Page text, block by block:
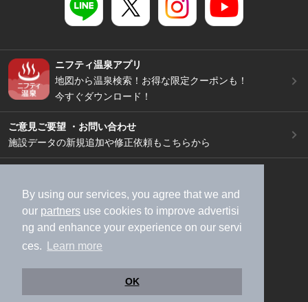
By using our services, you agree that we and
our partners use cookies to improve advertisi
ng and enhance your experience on our servi
ces.
Learn more
OK
ニフティ温泉アプリ
地図から温泉検索！お得な限定クーポンも！
今すぐダウンロード！
ご意見ご要望 ・お問い合わせ
施設データの新規追加や修正依頼もこちらから
加盟店募集（資料請求）
広告出稿のご案内
利用規約
ライフスタイルMEMBERS+規約
特定商取引法に基づく表記
ヘルプ
採用情報
運営会社